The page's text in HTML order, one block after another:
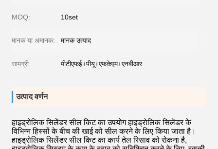
MOQ: 10set
मानक या अमानक: मानक उत्पाद
सामग्री: पीटीएफई+पीयू+एफकेएम+एनबीआर
उत्पाद वर्णन
हाइड्रोलिक सिलेंडर सील किट का उपयोग हाइड्रोलिक सिलेंडर के
विभिन्न हिस्सों के बीच की खाई को सील करने के लिए किया जाता है।
हाइड्रोलिक सिलेंडर सील किट का कार्य तेल रिसाव को रोकना है,